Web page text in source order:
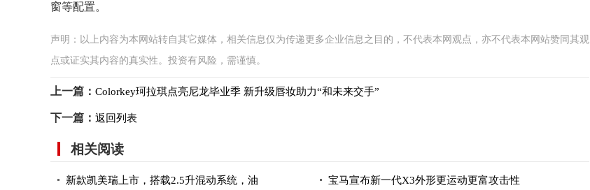
窗等配置。
声明：以上内容为本网站转自其它媒体，相关信息仅为传递更多企业信息之目的，不代表本网观点，亦不代表本网站赞同其观
点或证实其内容的真实性。投资有风险，需谨慎。
上一篇： Colorkey珂拉琪点亮尼龙毕业季 新升级唇妆助力“和未来交手”
下一篇： 返回列表
相关阅读
新款凯美瑞上市，搭载2.5升混动系统，油 宝马宣布新一代X3外形更运动更富攻击性